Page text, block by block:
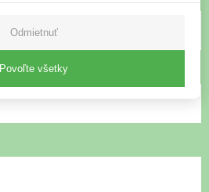
Odmietnuť
Povoľte všetky